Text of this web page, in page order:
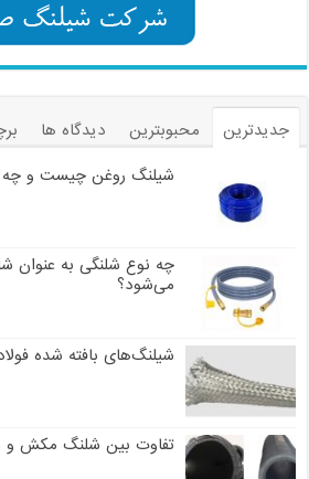
جدیدترین محبوبترین دیدگاه ها
شیلنگ روغن چیست و چه
چه نوع شلنگی به عنوان
می‌شود؟
شیلنگ‌های بافته شده
تفاوت بین شلنگ مکش و